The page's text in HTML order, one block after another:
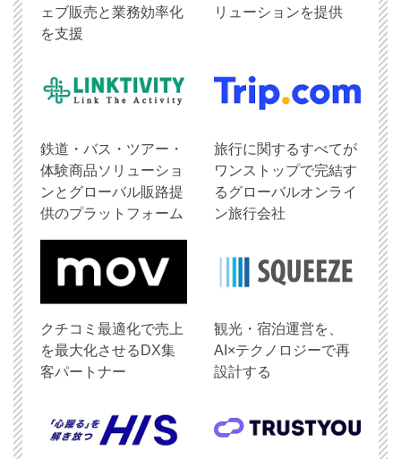
ェブ販売と業務効率化
を支援
リューションを提供
鉄道・バス・ツアー・
体験商品ソリューショ
ンとグローバル販路提
供のプラットフォーム
旅行に関するすべてが
ワンストップで完結す
るグローバルオンライ
ン旅行会社
クチコミ最適化で売上
を最大化させるDX集
客パートナー
観光・宿泊運営を、
AI×テクノロジーで再
設計する